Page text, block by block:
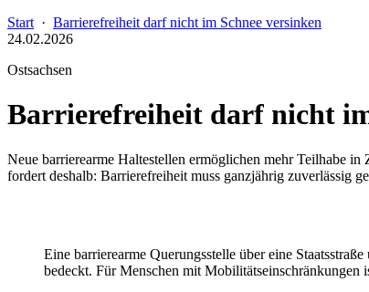
Start · Barrierefreiheit darf nicht im Schnee versinken
24.02.2026
Ostsachsen
Barrierefreiheit darf nicht
Neue barrierearme Haltestellen ermöglichen mehr Teilhabe
fordert deshalb: Barrierefreiheit muss ganzjährig zuverlässig
Eine barrierearme Querungsstelle über eine
bedeckt. Für Menschen mit Mobilitätseinschränkungen